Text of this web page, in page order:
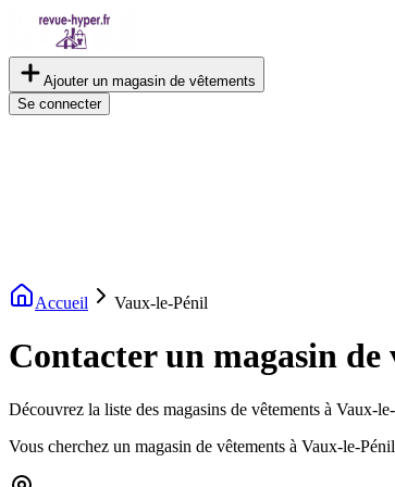
Ajouter un magasin de vêtements
Se connecter
Accueil Vaux-le-Pénil
Contacter un magasin de
Découvrez la liste des magasins de vêtements à Vaux-
Vous cherchez un magasin de vêtements à Vaux-le-